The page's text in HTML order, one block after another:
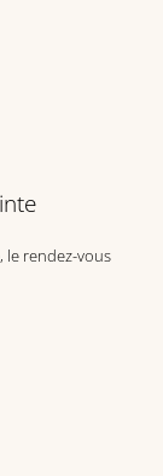
ranimer
le rendez-vous